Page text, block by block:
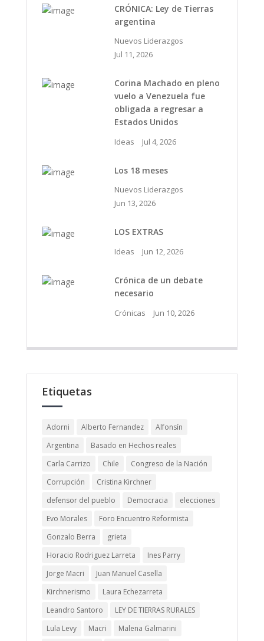
CRÓNICA: Ley de Tierras
argentina
Nuevos Liderazgos
Jul 11, 2026
Corina Machado en pleno
vuelo a Venezuela fue
obligada a regresar a
Estados Unidos
Ideas Jul 4, 2026
Los 18 meses
Nuevos Liderazgos
Jun 13, 2026
LOS EXTRAS
Ideas Jun 12, 2026
Crónica de un debate
necesario
Crónicas Jun 10, 2026
Etiquetas
Adorni Alberto Fernandez
Alfonsín
Argentina
Basado en Hechos reales
Carla Carrizo
Chile
Congreso de la Nación
Corrupción
Cristina Kirchner
defensor del pueblo
Democracia
elecciones
Evo Morales
Foro Encuentro Reformista
Gonzalo Berra
grieta
Horacio Rodriguez Larreta
Ines Parry
Jorge Macri
Juan Manuel Casella
Kirchnerismo
Laura Echezarreta
Leandro Santoro
LEY DE TIERRAS RURALES
Lula Levy
Macri
Malena Galmarini